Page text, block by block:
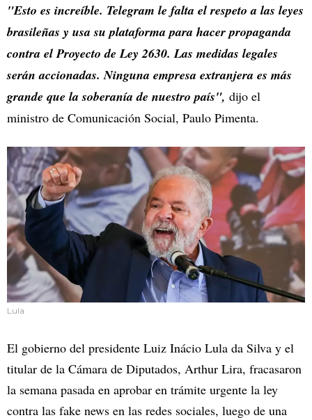
"Esto es increíble. Telegram le falta el respeto a las leyes
brasileñas y usa su plataforma para hacer propaganda
contra el Proyecto de Ley 2630. Las medidas legales
serán accionadas. Ninguna empresa extranjera es más
grande que la soberanía de nuestro país", dijo el
ministro de Comunicación Social, Paulo Pimenta.
Lula
El gobierno del presidente Luiz Inácio Lula da Silva y el
titular de la Cámara de Diputados, Arthur Lira, fracasaron
la semana pasada en aprobar en trámite urgente la ley
contra las fake news en las redes sociales, luego de una